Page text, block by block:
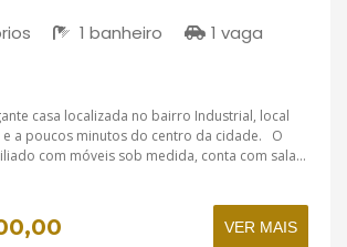
1 banheiro
1 vaga
casa localizada no bairro Industrial, local
a poucos minutos do centro da cidade. O
com móveis sob medida, conta com sala...
VER MAIS